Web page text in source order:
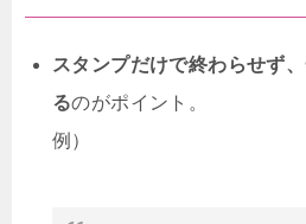
スタンプだけで終わらせず
るのがポイント。
例）